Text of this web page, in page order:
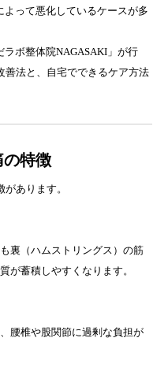
よって悪化しているケースが多
ボ整体院NAGASAKI」が行
善法と、自宅でできるケア方法
の特徴
あります。
裏（ハムストリングス）の筋
が蓄積しやすくなります。
腰椎や股関節に過剰な負担が